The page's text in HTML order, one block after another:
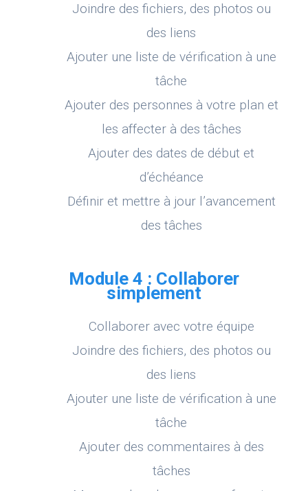
Joindre des fichiers, des photos ou
des liens
Ajouter une liste de vérification à une
tâche
Ajouter des personnes à votre plan et
les affecter à des tâches
Ajouter des dates de début et
d’échéance
Définir et mettre à jour l’avancement
des tâches
Module 4 : Collaborer
simplement
Collaborer avec votre équipe
Joindre des fichiers, des photos ou
des liens
Ajouter une liste de vérification à une
tâche
Ajouter des commentaires à des
tâches